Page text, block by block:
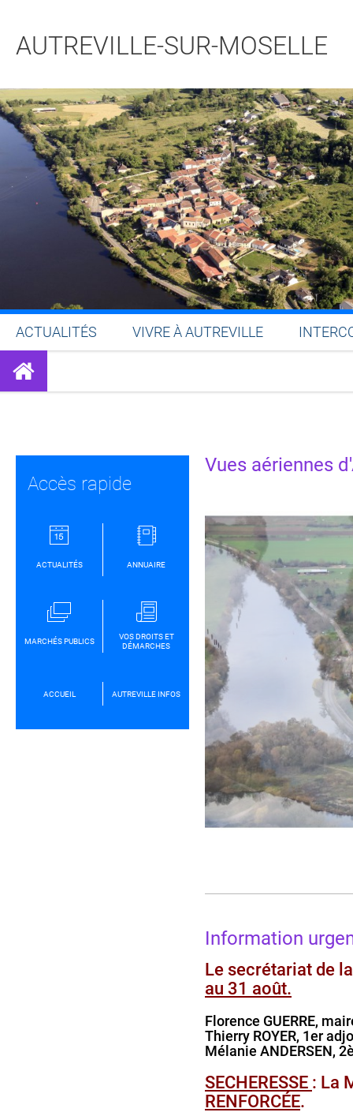
AUTREVILLE-SUR-MOSELLE
ACTUALITÉS VIVRE À AUTREVILLE
Vues aériennes
Information
Le secrétariat de
au 31 août.
Florence GUERRE,
Thierry ROYER, 1er
Mélanie ANDERSEN,
SECHERESSE : La
RENFORCÉE.
Accès rapide
ACTUALITÉS ANNUAIRE
MARCHÉS PUBLICS
VOS DROITS ET
DÉMARCHES
ACCUEIL AUTREVILLE INFOS